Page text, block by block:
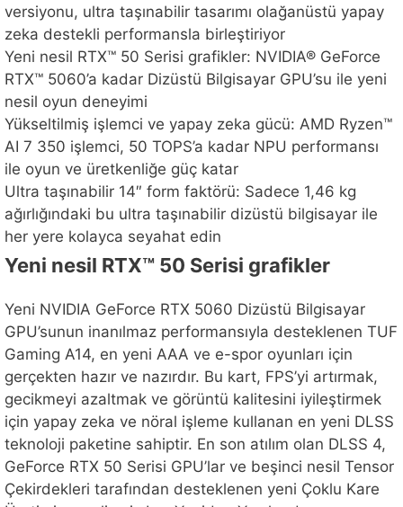
versiyonu, ultra taşınabilir tasarımı olağanüstü yapay
zeka destekli performansla birleştiriyor
Yeni nesil RTX™ 50 Serisi grafikler: NVIDIA® GeForce
RTX™ 5060’a kadar Dizüstü Bilgisayar GPU’su ile yeni
nesil oyun deneyimi
Yükseltilmiş işlemci ve yapay zeka gücü: AMD Ryzen™
AI 7 350 işlemci, 50 TOPS’a kadar NPU performansı
ile oyun ve üretkenliğe güç katar
Ultra taşınabilir 14″ form faktörü: Sadece 1,46 kg
ağırlığındaki bu ultra taşınabilir dizüstü bilgisayar ile
her yere kolayca seyahat edin
Yeni nesil RTX™ 50 Serisi grafikler
Yeni NVIDIA GeForce RTX 5060 Dizüstü Bilgisayar
GPU’sunun inanılmaz performansıyla desteklenen TUF
Gaming A14, en yeni AAA ve e-spor oyunları için
gerçekten hazır ve nazırdır. Bu kart, FPS’yi artırmak,
gecikmeyi azaltmak ve görüntü kalitesini iyileştirmek
için yapay zeka ve nöral işleme kullanan en yeni DLSS
teknoloji paketine sahiptir. En son atılım olan DLSS 4,
GeForce RTX 50 Serisi GPU’lar ve beşinci nesil Tensor
Çekirdekleri tarafından desteklenen yeni Çoklu Kare